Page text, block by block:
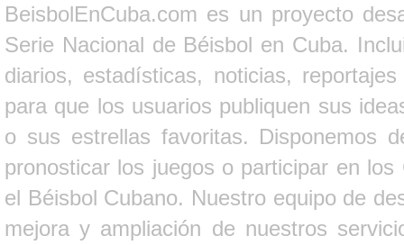
BeisbolEnCuba.com es un proyecto
Serie Nacional de Béisbol en Cuba.
diarios, estadísticas, noticias,
para que los usuarios publiquen sus
o sus estrellas favoritas. Disponemos
pronosticar los juegos o participar en
el Béisbol Cubano. Nuestro equipo de
mejora y ampliación de nuestros